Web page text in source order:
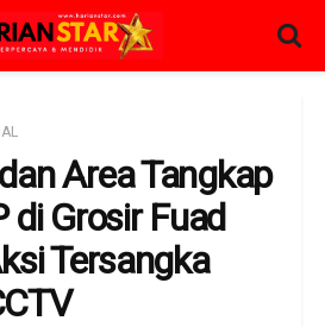
Area Tangkap
di Grosir Fuad
Tersangka